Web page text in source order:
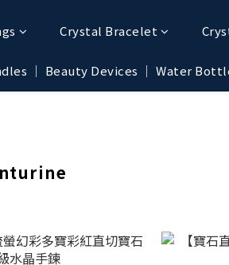
Crystal Bracelet
│ Beauty Devices │ Water